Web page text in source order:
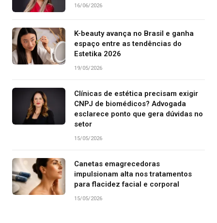
16/06/2026
K-beauty avança no Brasil e ganha
espaço entre as tendências do
Estetika 2026
19/05/2026
Clínicas de estética precisam exigir
CNPJ de biomédicos? Advogada
esclarece ponto que gera dúvidas no
setor
15/05/2026
Canetas emagrecedoras
impulsionam alta nos tratamentos
para flacidez facial e corporal
15/05/2026